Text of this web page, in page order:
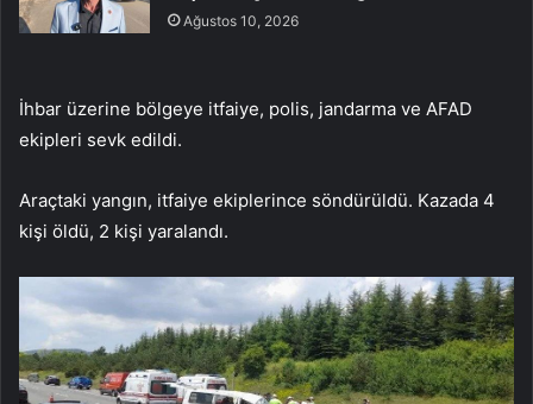
Ağustos 10, 2026
İhbar üzerine bölgeye itfaiye, polis, jandarma ve AFAD
ekipleri sevk edildi.
Araçtaki yangın, itfaiye ekiplerince söndürüldü. Kazada 4
kişi öldü, 2 kişi yaralandı.